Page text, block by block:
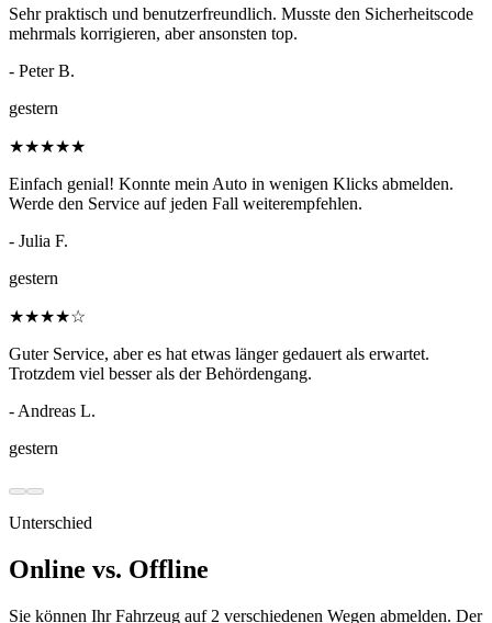
Sehr praktisch und benutzerfreundlich. Musste den Sicherheitscode
mehrmals korrigieren, aber ansonsten top.
- Peter B.
gestern
★★★★★
Einfach genial! Konnte mein Auto in wenigen Klicks abmelden.
Werde den Service auf jeden Fall weiterempfehlen.
- Julia F.
gestern
★★★★☆
Guter Service, aber es hat etwas länger gedauert als erwartet.
Trotzdem viel besser als der Behördengang.
- Andreas L.
gestern
Unterschied
Online vs. Offline
Sie können Ihr Fahrzeug auf 2 verschiedenen Wegen abmelden. Der